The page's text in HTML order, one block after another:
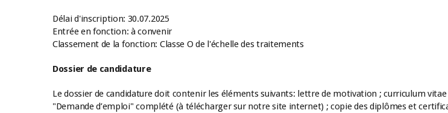
Délai d'inscription: 30.07.2025
Entrée en fonction: à convenir
Classement de la fonction: Classe O de l'échelle des traitements
Dossier de candidature
Le dossier de candidature doit contenir les éléments suivants: lettre de motivation ; curriculum
"Demande d’emploi" complété (à télécharger sur notre site internet) ; copie des diplômes et